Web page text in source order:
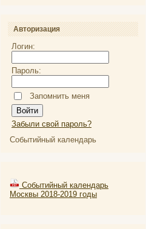
Авторизация
Логин:
Пароль:
Запомнить меня
Забыли свой пароль?
Событийный календарь
Событийный календарь
Москвы 2018-2019 годы